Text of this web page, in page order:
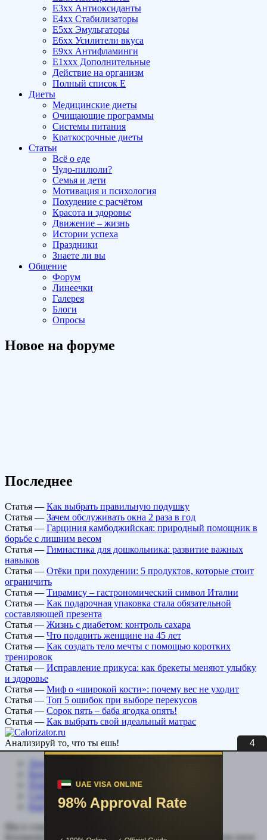
3
E3xx Антиоксиданты
E4xx Стабилизаторы
E5xx Эмульгаторы
E6xx Усилители вкуса
E9xx Антифламинги
E1xxx Дополнительные
Действие на организм
Полный список E
Диеты
Медицинские диеты
Очищающие программы
Системы питания
Краткосрочные диеты
Статьи
Всё о еде
Чудо-пилюли?
Семья и дети
Мотивация и психология
Похудение с расчётом
Красота и здоровье
Движение – жизнь
Истории успеха
Праздники
Знаете ли вы
Общение
Форум
Линеечки
Галерея
Блоги
Опросы
Новое на форуме
Последнее
Статья — Как выбрать правильную подушку
Статья — Зачем обслуживать окна 2 раза в год
Статья — Гарциния камбоджийская: природный помощник в
борьбе с лишним весом
Статья — Гимнастика для дошкольника: развитие важных
навыков
Статья — Отёки при похудении: 5 продуктов, которые стоит
ограничить
Статья — Тирамису – гастрономический символ Италии
Статья — Как подарочная упаковка стала обязательной
составляющей презента
Статья — Жизнь с диабетом: контроль сахара
Статья — Что подарить женщине на 45 лет
Статья — Как создать тело мечты с помощью коротких
тренировок
Статья — Исправление прикуса: как брекеты меняют улыбку
и здоровье
Статья — Миф о «широкой кости»: почему вес не уходит
Статья — Топ 5 ошибок при выборе перекусов
Статья — Сорок пять – баба ягодка опять!
Статья — Как выбрать свой идеальный матрас
Анализируй то, что ты ешь!
Личный кабинет
Помощь сайту
Соцсети
Карта сайта
Мы в социальных сетях:
Копирование, перепечатка (целиком или частично) или иное